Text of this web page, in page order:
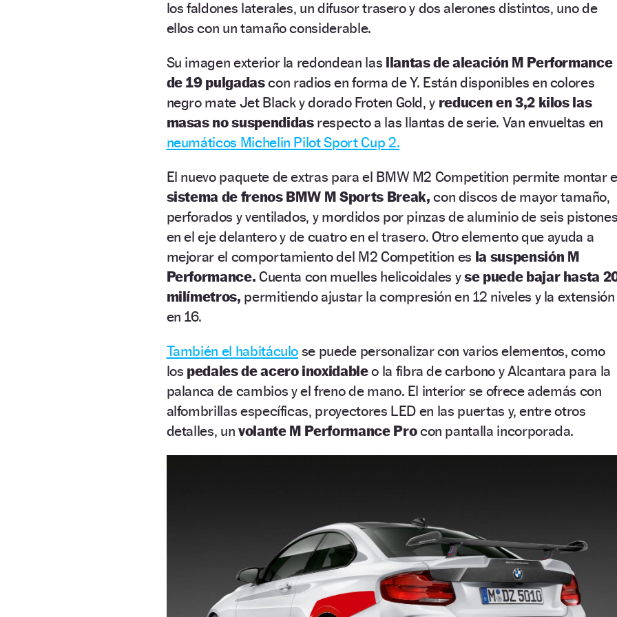
los faldones laterales, un difusor trasero y dos alerones distintos, uno de
ellos con un tamaño considerable.
Su imagen exterior la redondean las llantas de aleación M Performance
de 19 pulgadascon radios en forma de Y. Están disponibles en colores
negro mate Jet Black y dorado Froten Gold, y reducen en 3,2 kilos las
masas no suspendidasrespecto a las llantas de serie. Van envueltas en
neumáticos Michelin Pilot Sport Cup 2.
El nuevo paquete de extras para el BMW M2 Competition permite montar
sistema de frenos BMW M Sports Break, con discos de mayor tamaño,
perforados y ventilados, y mordidos por pinzas de aluminio de seis pistones
en el eje delantero y de cuatro en el trasero. Otro elemento que ayuda a
mejorar el comportamiento del M2 Competition es la suspensión M
Performance. Cuenta con muelles helicoidales yse puede bajar hasta
milímetros, permitiendo ajustar la compresión en 12 niveles y la extensión
en 16.
También el habitáculo se puede personalizar con varios elementos, como
los pedales de acero inoxidableo la fibra de carbono y Alcantara para la
palanca de cambios y el freno de mano. El interior se ofrece además con
alfombrillas específicas, proyectores LED en las puertas y, entre otros
detalles, un volante M Performance Procon pantalla incorporada.